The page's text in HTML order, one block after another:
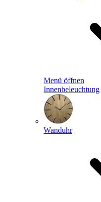
Menü öffnen
Innenbeleuchtung
Wanduhr